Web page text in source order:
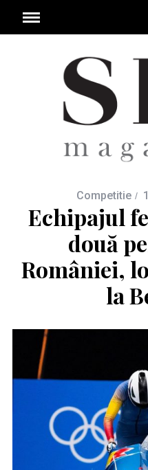
Competitie
Echipajul
două
României,
la